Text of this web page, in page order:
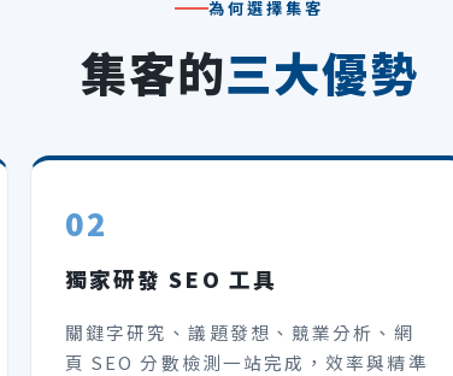
為何選擇集客
集客的三大優勢
02
獨家研發 SEO 工具
關鍵字研究、議題發想、競業分析、網
頁 SEO 分數檢測一站完成，效率與精準